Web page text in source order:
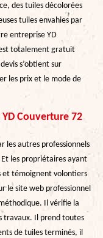
des tuiles décolorées
tuiles envahies par
entreprise YD
totalement gratuit
s’obtient sur
les prix et le mode de
Couverture 72
les autres professionnels
les propriétaires ayant
et témoignent volontiers
le site web professionnel
Il vérifie la
travaux. Il prend toutes
de tuiles terminés, il